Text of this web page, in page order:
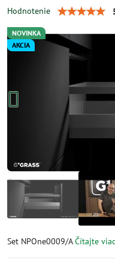
NOVINKA
AKCIA
Hodnotenie
Set NPOne0009/AČítajte viac